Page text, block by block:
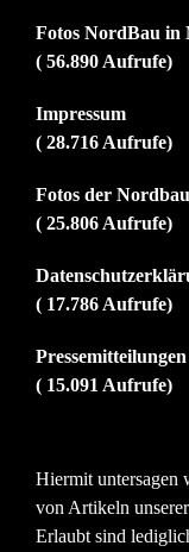
Fotos NordBau in
( 56.890 Aufrufe)
Impressum
( 28.716 Aufrufe)
Fotos der
( 25.806 Aufrufe)
( 17.786 Aufrufe)
( 15.091 Aufrufe)
Hiermit untersagen
von Artikeln
Erlaubt sind